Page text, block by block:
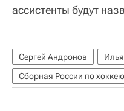
ассистенты будут
Сергей Андронов
Сборная России по